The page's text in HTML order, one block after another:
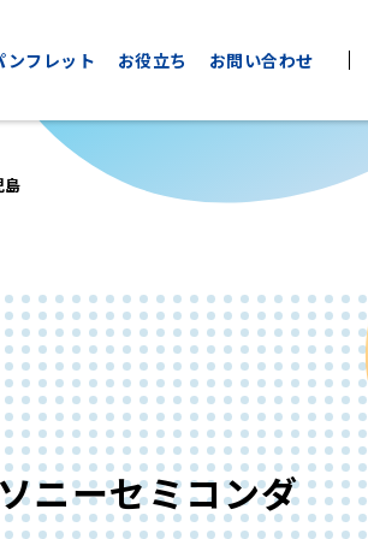
SPORTS
スポーツ観戦
CATEGORIES
その他の
カテゴリー
ンフレット お役立ち お問い合わせ
島
ニーセミコンダ